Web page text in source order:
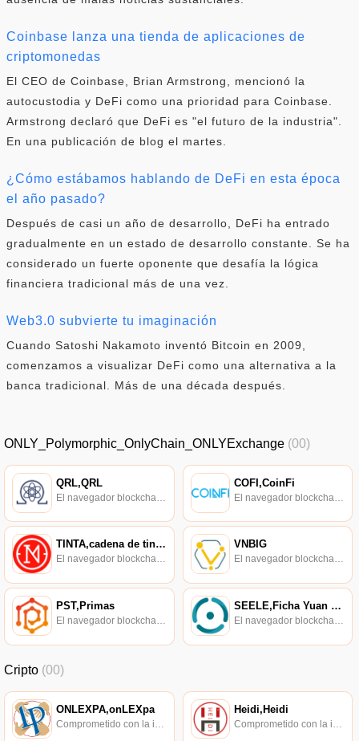
Coinbase lanza una tienda de aplicaciones de
criptomonedas
El CEO de Coinbase, Brian Armstrong, mencionó la
autocustodia y DeFi como una prioridad para Coinbase.
Armstrong declaró que DeFi es "el futuro de la industria".
En una publicación de blog el martes.
¿Cómo estábamos hablando de DeFi en esta época
el año pasado?
Después de casi un año de desarrollo, DeFi ha entrado
gradualmente en un estado de desarrollo constante. Se ha
considerado un fuerte oponente que desafía la lógica
financiera tradicional más de una vez.
Web3.0 subvierte tu imaginación
Cuando Satoshi Nakamoto inventó Bitcoin en 2009,
comenzamos a visualizar DeFi como una alternativa a la
banca tradicional. Más de una década después.
ONLY_Polymorphic_OnlyChain_ONLYExchange (00)
QRL,QRL COFI,CoinFi
TINTA,cadena de tinta,Tinta
El navegador blockchain soportado oficialmente por Ethereum, consulta de transacciones en tiempo real.
VNBIG
El navegador blockchain soportado oficialmente por Ethereum, consulta de transacciones en tiempo real.
PST,Primas
El navegador blockchain soportado oficialmente por Ethereum, consulta de transacciones en tiempo real.
SEELE,Ficha Yuan Yi,Ficha Seele
El navegador blockchain soportado oficialmente por Ethereum, consulta de transacciones en tiempo real.
Cripto (00)
ONLEXPA,onLEXpa Heidi,Heidi